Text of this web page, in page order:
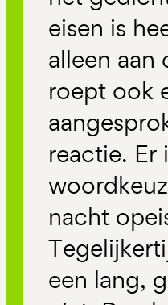
eisen is
alleen
roept ook
reactie. Er
nacht
een lang,